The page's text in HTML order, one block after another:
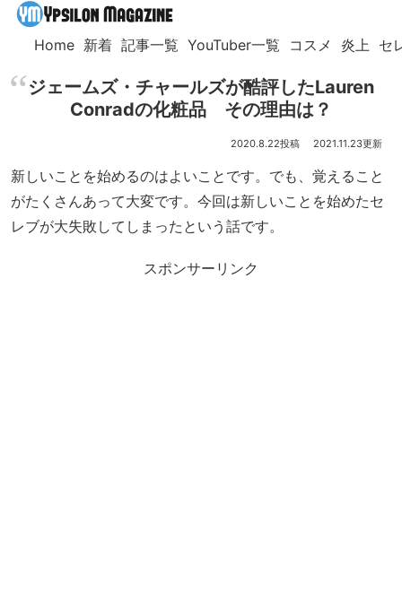
Home 新着 記事一覧 YouTuber一覧 コスメ 炎上 セ
ジェームズ・チャールズが酷評したLauren
Conradの化粧品 その理由は？
2020.8.22 2021.11.23
新しいことを始めるのはよいことです。でも、覚えること
がたくさんあって大変です。今回は新しいことを始めたセ
レブが大失敗してしまったという話です。
スポンサーリンク